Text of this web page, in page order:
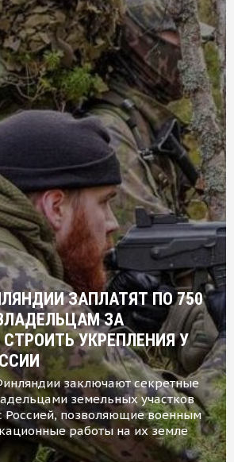
ЗАПЛАТЯТ ПО 750
ЗА
УКРЕПЛЕНИЯ У
заключают секретные
земельных участков
Россией, позволяющие военным
работы на их земле